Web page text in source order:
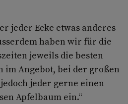
jeder Ecke etwas anderes
haben wir für die
jeweils die besten
im Angebot, bei der großen
jeder gerne einen
Apfelbaum ein.“